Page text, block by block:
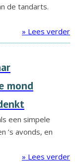
de tandarts.
» Lees verder
mond
een simpele
’s avonds, en
» Lees verder